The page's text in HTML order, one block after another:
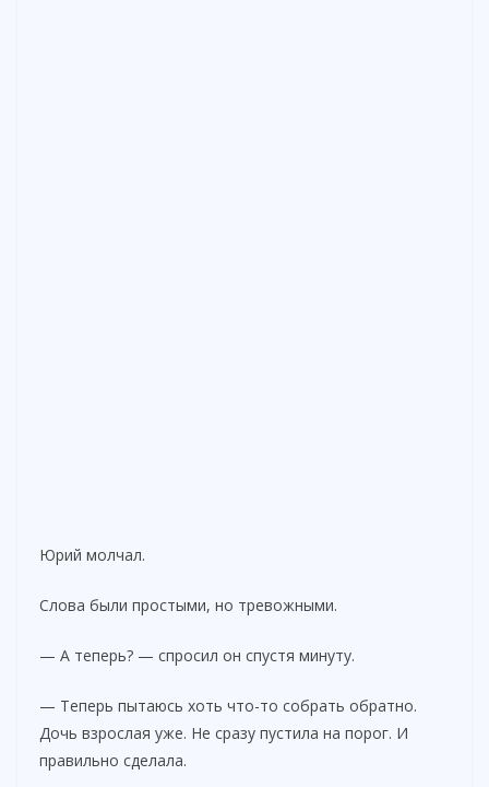
Юрий молчал.
Слова были простыми, но тревожными.
— А теперь? — спросил он спустя минуту.
— Теперь пытаюсь хоть что-то собрать обратно.
Дочь взрослая уже. Не сразу пустила на порог. И
правильно сделала.